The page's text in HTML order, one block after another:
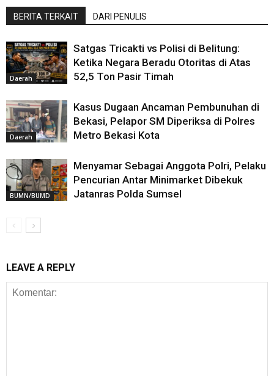
BERITA TERKAIT DARI PENULIS
Daerah
Satgas Tricakti vs Polisi di Belitung:
Ketika Negara Beradu Otoritas di Atas
52,5 Ton Pasir Timah
Daerah
Kasus Dugaan Ancaman Pembunuhan di
Bekasi, Pelapor SM Diperiksa di Polres
Metro Bekasi Kota
BUMN/BUMD
Menyamar Sebagai Anggota Polri, Pelaku
Pencurian Antar Minimarket Dibekuk
Jatanras Polda Sumsel
LEAVE A REPLY